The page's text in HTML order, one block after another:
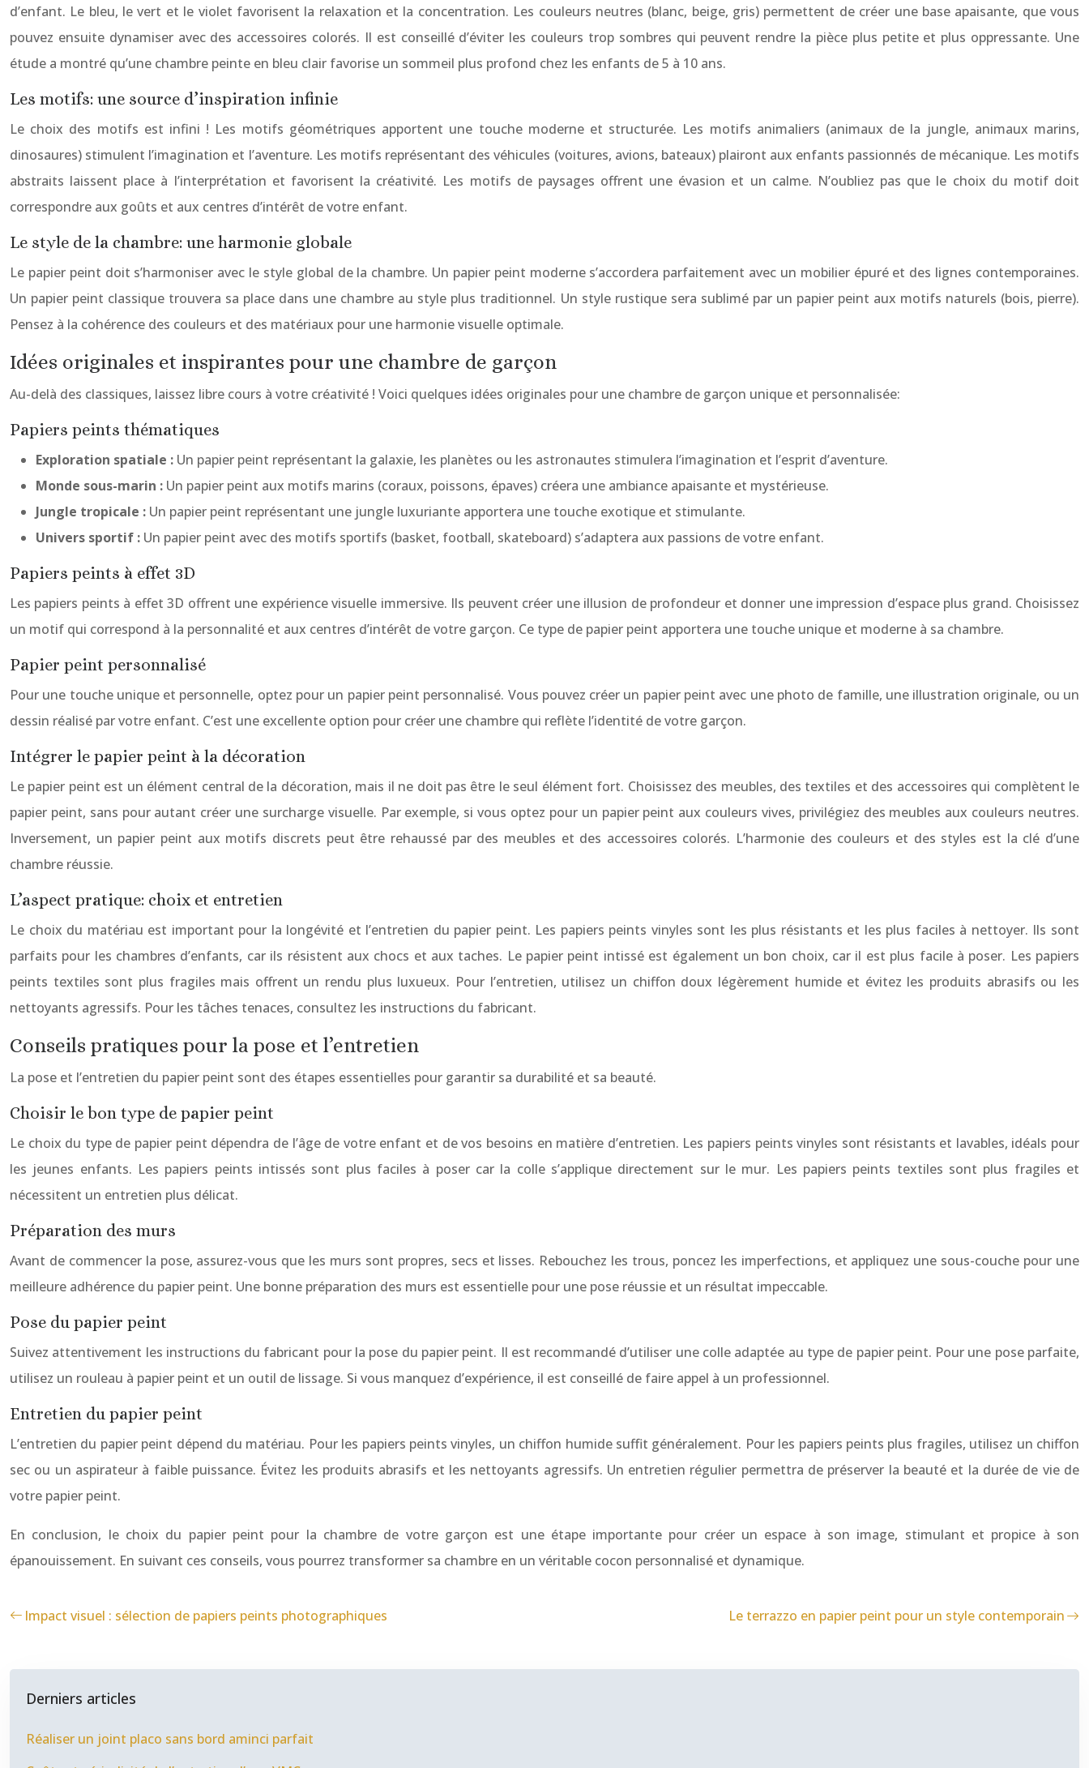
d’enfant. Le bleu, le vert et le violet favorisent la relaxation et la concentration. Les couleurs neutres (blanc, beige, gris) permettent de créer une base apaisante, que vous
pouvez ensuite dynamiser avec des accessoires colorés. Il est conseillé d’éviter les couleurs trop sombres qui peuvent rendre la pièce plus petite et plus oppressante. Une
étude a montré qu’une chambre peinte en bleu clair favorise un sommeil plus profond chez les enfants de 5 à 10 ans.
Les motifs: une source d’inspiration infinie
Le choix des motifs est infini ! Les motifs géométriques apportent une touche moderne et structurée. Les motifs animaliers (animaux de la jungle, animaux marins,
dinosaures) stimulent l’imagination et l’aventure. Les motifs représentant des véhicules (voitures, avions, bateaux) plairont aux enfants passionnés de mécanique. Les motifs
abstraits laissent place à l’interprétation et favorisent la créativité. Les motifs de paysages offrent une évasion et un calme. N’oubliez pas que le choix du motif doit
correspondre aux goûts et aux centres d’intérêt de votre enfant.
Le style de la chambre: une harmonie globale
Le papier peint doit s’harmoniser avec le style global de la chambre. Un papier peint moderne s’accordera parfaitement avec un mobilier épuré et des lignes contemporaines.
Un papier peint classique trouvera sa place dans une chambre au style plus traditionnel. Un style rustique sera sublimé par un papier peint aux motifs naturels (bois, pierre).
Pensez à la cohérence des couleurs et des matériaux pour une harmonie visuelle optimale.
Idées originales et inspirantes pour une chambre de garçon
Au-delà des classiques, laissez libre cours à votre créativité ! Voici quelques idées originales pour une chambre de garçon unique et personnalisée:
Papiers peints thématiques
Exploration spatiale : Un papier peint représentant la galaxie, les planètes ou les astronautes stimulera l’imagination et l’esprit d’aventure.
Monde sous-marin : Un papier peint aux motifs marins (coraux, poissons, épaves) créera une ambiance apaisante et mystérieuse.
Jungle tropicale : Un papier peint représentant une jungle luxuriante apportera une touche exotique et stimulante.
Univers sportif : Un papier peint avec des motifs sportifs (basket, football, skateboard) s’adaptera aux passions de votre enfant.
Papiers peints à effet 3D
Les papiers peints à effet 3D offrent une expérience visuelle immersive. Ils peuvent créer une illusion de profondeur et donner une impression d’espace plus grand. Choisissez
un motif qui correspond à la personnalité et aux centres d’intérêt de votre garçon. Ce type de papier peint apportera une touche unique et moderne à sa chambre.
Papier peint personnalisé
Pour une touche unique et personnelle, optez pour un papier peint personnalisé. Vous pouvez créer un papier peint avec une photo de famille, une illustration originale, ou un
dessin réalisé par votre enfant. C’est une excellente option pour créer une chambre qui reflète l’identité de votre garçon.
Intégrer le papier peint à la décoration
Le papier peint est un élément central de la décoration, mais il ne doit pas être le seul élément fort. Choisissez des meubles, des textiles et des accessoires qui complètent le
papier peint, sans pour autant créer une surcharge visuelle. Par exemple, si vous optez pour un papier peint aux couleurs vives, privilégiez des meubles aux couleurs neutres.
Inversement, un papier peint aux motifs discrets peut être rehaussé par des meubles et des accessoires colorés. L’harmonie des couleurs et des styles est la clé d’une
chambre réussie.
L’aspect pratique: choix et entretien
Le choix du matériau est important pour la longévité et l’entretien du papier peint. Les papiers peints vinyles sont les plus résistants et les plus faciles à nettoyer. Ils sont
parfaits pour les chambres d’enfants, car ils résistent aux chocs et aux taches. Le papier peint intissé est également un bon choix, car il est plus facile à poser. Les papiers
peints textiles sont plus fragiles mais offrent un rendu plus luxueux. Pour l’entretien, utilisez un chiffon doux légèrement humide et évitez les produits abrasifs ou les
nettoyants agressifs. Pour les tâches tenaces, consultez les instructions du fabricant.
Conseils pratiques pour la pose et l’entretien
La pose et l’entretien du papier peint sont des étapes essentielles pour garantir sa durabilité et sa beauté.
Choisir le bon type de papier peint
Le choix du type de papier peint dépendra de l’âge de votre enfant et de vos besoins en matière d’entretien. Les papiers peints vinyles sont résistants et lavables, idéals pour
les jeunes enfants. Les papiers peints intissés sont plus faciles à poser car la colle s’applique directement sur le mur. Les papiers peints textiles sont plus fragiles et
nécessitent un entretien plus délicat.
Préparation des murs
Avant de commencer la pose, assurez-vous que les murs sont propres, secs et lisses. Rebouchez les trous, poncez les imperfections, et appliquez une sous-couche pour une
meilleure adhérence du papier peint. Une bonne préparation des murs est essentielle pour une pose réussie et un résultat impeccable.
Pose du papier peint
Suivez attentivement les instructions du fabricant pour la pose du papier peint. Il est recommandé d’utiliser une colle adaptée au type de papier peint. Pour une pose parfaite,
utilisez un rouleau à papier peint et un outil de lissage. Si vous manquez d’expérience, il est conseillé de faire appel à un professionnel.
Entretien du papier peint
L’entretien du papier peint dépend du matériau. Pour les papiers peints vinyles, un chiffon humide suffit généralement. Pour les papiers peints plus fragiles, utilisez un chiffon
sec ou un aspirateur à faible puissance. Évitez les produits abrasifs et les nettoyants agressifs. Un entretien régulier permettra de préserver la beauté et la durée de vie de
votre papier peint.
En conclusion, le choix du papier peint pour la chambre de votre garçon est une étape importante pour créer un espace à son image, stimulant et propice à son
épanouissement. En suivant ces conseils, vous pourrez transformer sa chambre en un véritable cocon personnalisé et dynamique.
Impact visuel : sélection de papiers peints photographiques Le terrazzo en papier peint pour un style contemporain
Derniers articles
Réaliser un joint placo sans bord aminci parfait